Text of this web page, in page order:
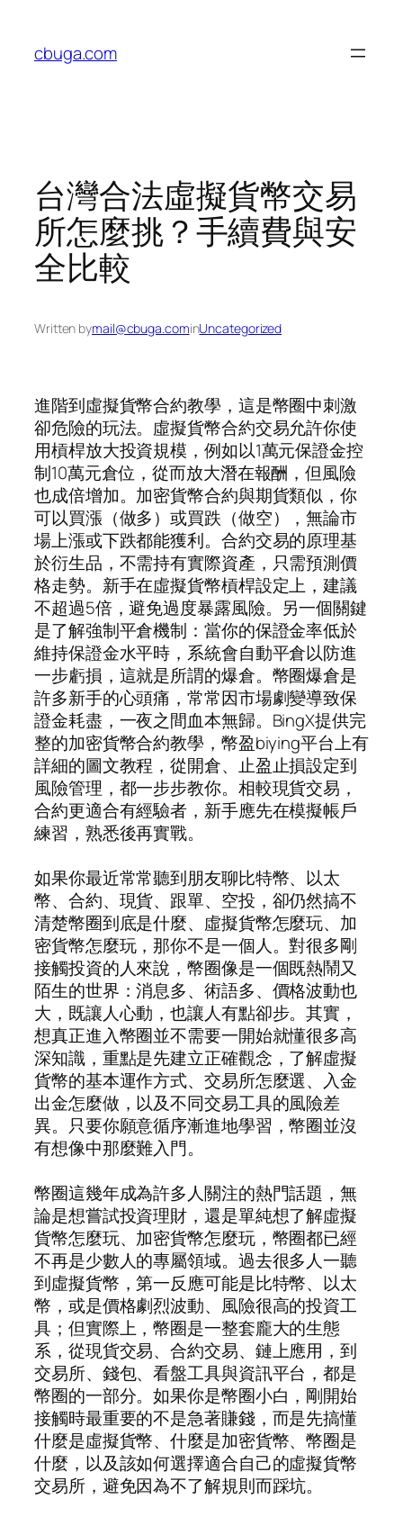
content
cbuga.com
台灣合法虛擬貨幣交易
所怎麼挑？手續費與安
全比較
Written bymail@cbuga.cominUncategorized
進階到虛擬貨幣合約教學，這是幣圈中刺激
卻危險的玩法。虛擬貨幣合約交易允許你使
用槓桿放大投資規模，例如以1萬元保證金控
制10萬元倉位，從而放大潛在報酬，但風險
也成倍增加。加密貨幣合約與期貨類似，你
可以買漲（做多）或買跌（做空），無論市
場上漲或下跌都能獲利。合約交易的原理基
於衍生品，不需持有實際資產，只需預測價
格走勢。新手在虛擬貨幣槓桿設定上，建議
不超過5倍，避免過度暴露風險。另一個關鍵
是了解強制平倉機制：當你的保證金率低於
維持保證金水平時，系統會自動平倉以防進
一步虧損，這就是所謂的爆倉。幣圈爆倉是
許多新手的心頭痛，常常因市場劇變導致保
證金耗盡，一夜之間血本無歸。BingX提供完
整的加密貨幣合約教學，幣盈biying平台上有
詳細的圖文教程，從開倉、止盈止損設定到
風險管理，都一步步教你。相較現貨交易，
合約更適合有經驗者，新手應先在模擬帳戶
練習，熟悉後再實戰。
如果你最近常常聽到朋友聊比特幣、以太
幣、合約、現貨、跟單、空投，卻仍然搞不
清楚幣圈到底是什麼、虛擬貨幣怎麼玩、加
密貨幣怎麼玩，那你不是一個人。對很多剛
接觸投資的人來說，幣圈像是一個既熱鬧又
陌生的世界：消息多、術語多、價格波動也
大，既讓人心動，也讓人有點卻步。其實，
想真正進入幣圈並不需要一開始就懂很多高
深知識，重點是先建立正確觀念，了解虛擬
貨幣的基本運作方式、交易所怎麼選、入金
出金怎麼做，以及不同交易工具的風險差
異。只要你願意循序漸進地學習，幣圈並沒
有想像中那麼難入門。
幣圈這幾年成為許多人關注的熱門話題，無
論是想嘗試投資理財，還是單純想了解虛擬
貨幣怎麼玩、加密貨幣怎麼玩，幣圈都已經
不再是少數人的專屬領域。過去很多人一聽
到虛擬貨幣，第一反應可能是比特幣、以太
幣，或是價格劇烈波動、風險很高的投資工
具；但實際上，幣圈是一整套龐大的生態
系，從現貨交易、合約交易、鏈上應用，到
交易所、錢包、看盤工具與資訊平台，都是
幣圈的一部分。如果你是幣圈小白，剛開始
接觸時最重要的不是急著賺錢，而是先搞懂
什麼是虛擬貨幣、什麼是加密貨幣、幣圈是
什麼，以及該如何選擇適合自己的虛擬貨幣
交易所，避免因為不了解規則而踩坑。